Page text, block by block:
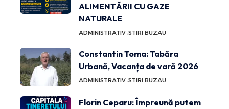
ALIMENTĂRII CU GAZE
NATURALE
ADMINISTRATIV STIRI BUZAU
Constantin Toma: Tabăra
Urbană, Vacanța de vară 2026
ADMINISTRATIV STIRI BUZAU
Florin Ceparu: Împreună putem